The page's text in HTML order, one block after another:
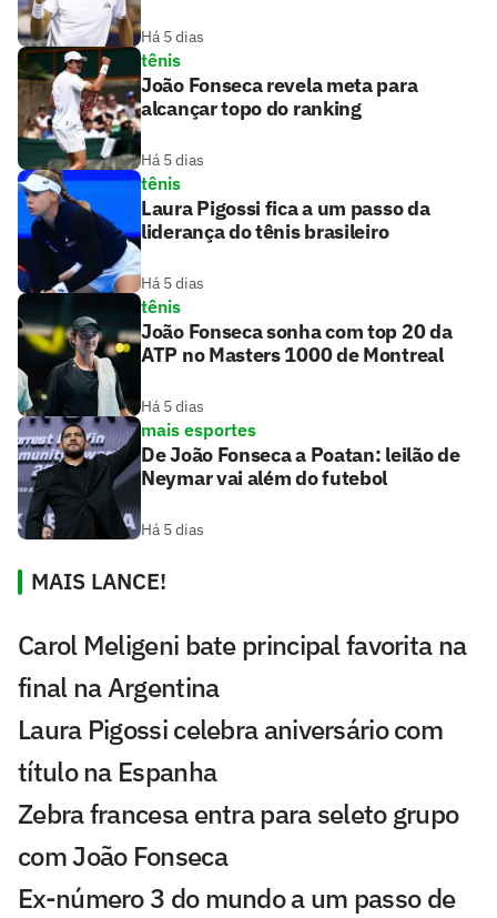
Há 5 dias
tênis
João Fonseca revela meta para
alcançar topo do ranking
Há 5 dias
tênis
Laura Pigossi fica a um passo da
liderança do tênis brasileiro
Há 5 dias
tênis
João Fonseca sonha com top 20 da
ATP no Masters 1000 de Montreal
Há 5 dias
mais esportes
De João Fonseca a Poatan: leilão de
Neymar vai além do futebol
Há 5 dias
MAIS LANCE!
Carol Meligeni bate principal favorita na
final na Argentina
Laura Pigossi celebra aniversário com
título na Espanha
Zebra francesa entra para seleto grupo
com João Fonseca
Ex-número 3 do mundo a um passo de